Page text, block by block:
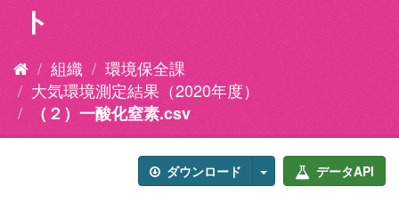
ト
組織
環境保全課
大気環境測定結果（2020年度）
（２）一酸化窒素.csv
ダウンロード データAPI